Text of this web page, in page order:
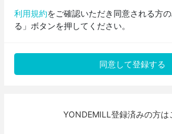
利用規約をご確認いただき同意される方
る」ボタンを押してください。
YONDEMILL登録済みの方